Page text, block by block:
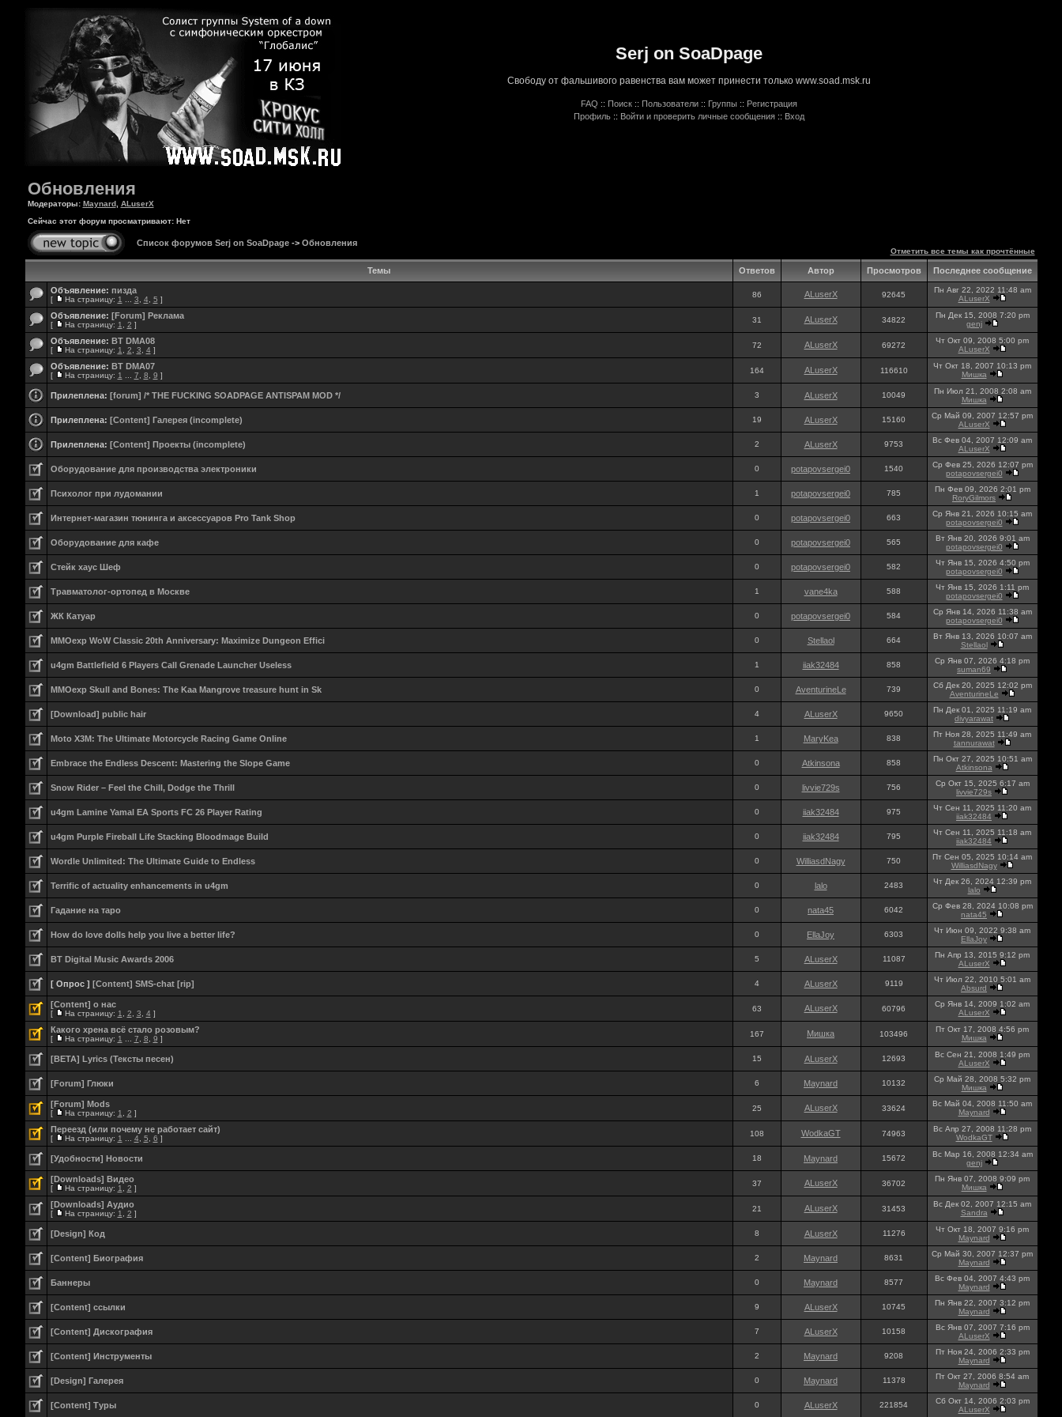
Serj on SoaDpage
Свободу от фальшивого равенства вам может принести только www.soad.msk.ru
FAQ :: Поиск :: Пользователи :: Группы :: Регистрация
Профиль :: Войти и проверить личные сообщения :: Вход
Обновления
Модераторы: Maynard, ALuserX
Сейчас этот форум просматривают: Нет
Список форумов Serj on SoaDpage-> Обновления
Отметить все темы как прочтённые
Темы Ответов Автор Просмотров Последнее сообщение
Объявление: пизда
[ На страницу: 1 3 4 5 ]
86 ALuserX 92645
Пн Авг 22, 2022 11:48 am
ALuserX
Объявление: [Forum] Реклама
[ На страницу: 1 2 ]
31 ALuserX 34822
Пн Дек 15, 2008 7:20 pm
genj
Объявление: BT DMA08
[ На страницу: 1 2 3 4 ]
72 ALuserX 69272
Чт Окт 09, 2008 5:00 pm
ALuserX
Объявление: BT DMA07
[ На страницу: 1 7 8 9 ]
164 ALuserX 116610
Чт Окт 18, 2007 10:13 pm
Мишка
Прилеплена: [forum] /* THE FUCKING SOADPAGE ANTISPAM MOD */ 3 ALuserX 10049
Пн Июл 21, 2008 2:08 am
Мишка
Прилеплена: [Content] Галерея (incomplete) 19 ALuserX 15160
Ср Май 09, 2007 12:57 pm
ALuserX
Прилеплена: [Content] Проекты (incomplete) 2 ALuserX 9753
Вс Фев 04, 2007 12:09 am
ALuserX
Оборудование для производства электроники 0 potapovsergei0 1540
Ср Фев 25, 2026 12:07 pm
potapovsergei0
Психолог при лудомании 1 potapovsergei0 785
Пн Фев 09, 2026 2:01 pm
RoryGilmors
Интернет-магазин тюнинга и аксессуаров Pro Tank Shop 0 potapovsergei0 663
Ср Янв 21, 2026 10:15 am
potapovsergei0
Оборудование для кафе 0 potapovsergei0 565
Вт Янв 20, 2026 9:01 am
potapovsergei0
Стейк хаус Шеф 0 potapovsergei0 582
Чт Янв 15, 2026 4:50 pm
potapovsergei0
Травматолог-ортопед в Москве 1 vane4ka 588
Чт Янв 15, 2026 1:11 pm
potapovsergei0
ЖК Катуар 0 potapovsergei0 584
Ср Янв 14, 2026 11:38 am
potapovsergei0
MMOexp WoW Classic 20th Anniversary: Maximize Dungeon Effici 0 Stellaol 664
Вт Янв 13, 2026 10:07 am
Stellaol
u4gm Battlefield 6 Players Call Grenade Launcher Useless 1 iiak32484 858
Ср Янв 07, 2026 4:18 pm
suman69
MMOexp Skull and Bones: The Kaa Mangrove treasure hunt in Sk 0 AventurineLe 739
Сб Дек 20, 2025 12:02 pm
AventurineLe
[Download] public hair 4 ALuserX 9650
Пн Дек 01, 2025 11:19 am
divyarawat
Moto X3M: The Ultimate Motorcycle Racing Game Online 1 MaryKea 838
Пт Ноя 28, 2025 11:49 am
tannurawat
Embrace the Endless Descent: Mastering the Slope Game 0 Atkinsona 858
Пн Окт 27, 2025 10:51 am
Atkinsona
Snow Rider – Feel the Chill, Dodge the Thrill 0 livvie729s 756
Ср Окт 15, 2025 6:17 am
livvie729s
u4gm Lamine Yamal EA Sports FC 26 Player Rating 0 iiak32484 975
Чт Сен 11, 2025 11:20 am
iiak32484
u4gm Purple Fireball Life Stacking Bloodmage Build 0 iiak32484 795
Чт Сен 11, 2025 11:18 am
iiak32484
Wordle Unlimited: The Ultimate Guide to Endless 0 WilliasdNagy 750
Пт Сен 05, 2025 10:14 am
WilliasdNagy
Terrific of actuality enhancements in u4gm 0 lalo 2483
Чт Дек 26, 2024 12:39 pm
lalo
Гадание на таро 0 nata45 6042
Ср Фев 28, 2024 10:08 pm
nata45
How do love dolls help you live a better life? 0 EllaJoy 6303
Чт Июн 09, 2022 9:38 am
EllaJoy
BT Digital Music Awards 2006 5 ALuserX 11087
Пн Апр 13, 2015 9:12 pm
ALuserX
[ Опрос ] [Content] SMS-chat [rip] 4 ALuserX 9119
Чт Июл 22, 2010 5:01 am
Absurd
[Content] о нас
[ На страницу: 1 2 3 4 ]
63 ALuserX 60796
Ср Янв 14, 2009 1:02 am
ALuserX
Какого хрена всё стало розовым?
[ На страницу: 1 7 8 9 ]
167 Мишка 103496
Пт Окт 17, 2008 4:56 pm
Мишка
[BETA] Lyrics (Тексты песен) 15 ALuserX 12693
Вс Сен 21, 2008 1:49 pm
ALuserX
[Forum] Глюки 6 Maynard 10132
Ср Май 28, 2008 5:32 pm
Мишка
[Forum] Mods
[ На страницу: 1 2 ]
25 ALuserX 33624
Вс Май 04, 2008 11:50 am
Maynard
Переезд (или почему не работает сайт)
[ На страницу: 1 4 5 6 ]
108 WodkaGT 74963
Вс Апр 27, 2008 11:28 pm
WodkaGT
[Удобности] Новости 18 Maynard 15672
Вс Мар 16, 2008 12:34 am
genj
[Downloads] Видео
[ На страницу: 1 2 ]
37 ALuserX 36702
Пн Янв 07, 2008 9:09 pm
Мишка
[Downloads] Аудио
[ На страницу: 1 2 ]
21 ALuserX 31453
Вс Дек 02, 2007 12:15 am
Sandra
[Design] Код 8 ALuserX 11276
Чт Окт 18, 2007 9:16 pm
Maynard
[Content] Биография 2 Maynard 8631
Ср Май 30, 2007 12:37 pm
Maynard
Баннеры 0 Maynard 8577
Вс Фев 04, 2007 4:43 pm
Maynard
[Content] ссылки 9 ALuserX 10745
Пн Янв 22, 2007 3:12 pm
Maynard
[Content] Дискография 7 ALuserX 10158
Вс Янв 07, 2007 7:16 pm
ALuserX
[Content] Инструменты 2 Maynard 9208
Пт Ноя 24, 2006 2:33 pm
Maynard
[Design] Галерея 0 Maynard 11378
Пт Окт 27, 2006 8:54 am
Maynard
[Content] Туры 0 ALuserX 221854
Сб Окт 14, 2006 2:03 pm
ALuserX